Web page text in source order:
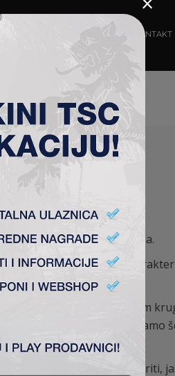
TIM KONTAKT
igra na stadionu u Klupcima.
formom koju
na tabeli, ispao u prvom
poslednjeg mesta ima samo
i dodao:
se mi vodimo kao favoriti,